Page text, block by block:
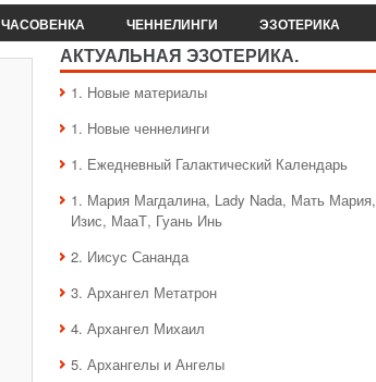
ЧАСОВЕНКА ЧЕННЕЛИНГИ ЭЗОТЕРИКА
АКТУАЛЬНАЯ ЭЗОТЕРИКА.
1. Hовые материалы
1. Hовые ченнелинги
1. Ежедневный Галактический Календарь
1. Мария Магдалина, Lady Nada, Мать Мария,
Изис, МааТ, Гуань Инь
2. Иисус Сананда
3. Архангел Метатрон
4. Архангел Михаил
5. Архангелы и Ангелы